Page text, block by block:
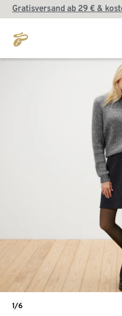
Gratisversand ab 29 € &
1/6